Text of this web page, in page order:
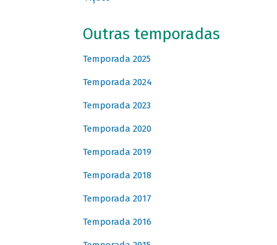
Outras temporadas
Temporada 2025
Temporada 2024
Temporada 2023
Temporada 2020
Temporada 2019
Temporada 2018
Temporada 2017
Temporada 2016